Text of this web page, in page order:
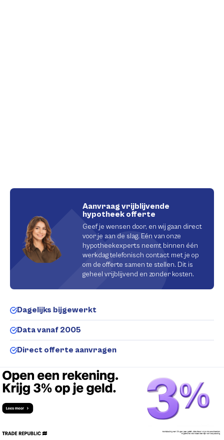
Aanvraag vrijblijvende
hypotheek offerte
Geef je wensen door, en wij gaan direct
voor je aan de slag. Eén van onze
hypotheekexperts neemt binnen één
werkdag telefonisch contact met je op
om de offerte samen te stellen. Dit is
geheel vrijblijvend en zonder kosten.
Dagelijks bijgewerkt
Data vanaf 2005
Direct offerte aanvragen